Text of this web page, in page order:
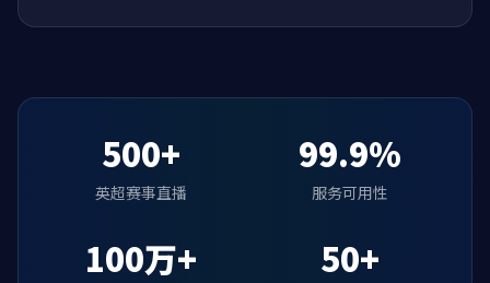
500+
英超赛事直播
99.9%
服务可用性
100万+ 50+